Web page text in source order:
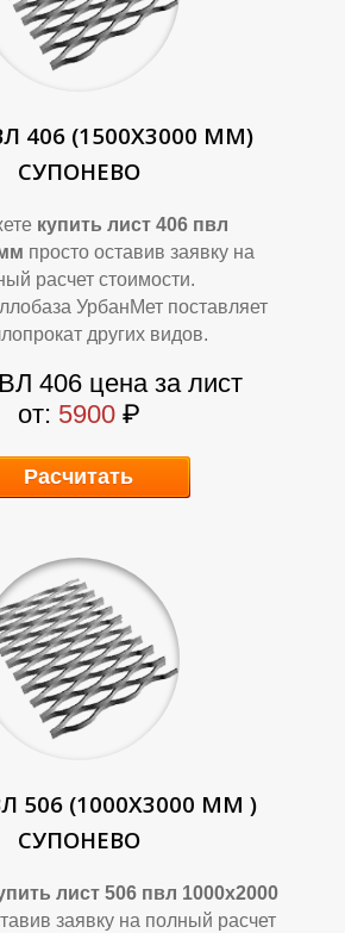
406 (1500Х3000 ММ)
СУПОНЕВО
купить лист 406 пвл
просто оставив заявку на
расчет стоимости.
УрбанМет поставляет
других видов.
406 цена за лист
от: 5900 ₽
Расчитать
506 (1000Х3000 ММ )
СУПОНЕВО
лист 506 пвл 1000х2000
заявку на полный расчет